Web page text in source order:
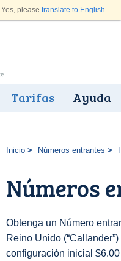
Yes, please translate to English.
Tarifas Ayuda
Inicio Números entrantes
Números
Obtenga un Número
Reino Unido
configuración inicial